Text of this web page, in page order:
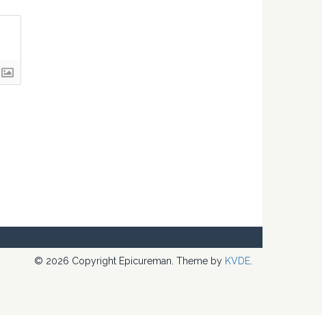
© 2026 Copyright Epicureman. Theme by KVDE